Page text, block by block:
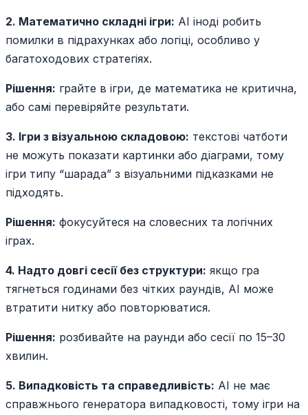
2. Математично складні ігри: AI іноді робить
помилки в підрахунках або логіці, особливо у
багатоходових стратегіях.
Рішення: грайте в ігри, де математика не критична,
або самі перевіряйте результати.
3. Ігри з візуальною складовою: текстові чатботи
не можуть показати картинки або діаграми, тому
ігри типу “шарада” з візуальними підказками не
підходять.
Рішення: фокусуйтеся на словесних та логічних
іграх.
4. Надто довгі сесії без структури: якщо гра
тягнеться годинами без чітких раундів, AI може
втратити нитку або повторюватися.
Рішення: розбивайте на раунди або сесії по 15–30
хвилин.
5. Випадковість та справедливість: AI не має
справжнього генератора випадковості, тому ігри на